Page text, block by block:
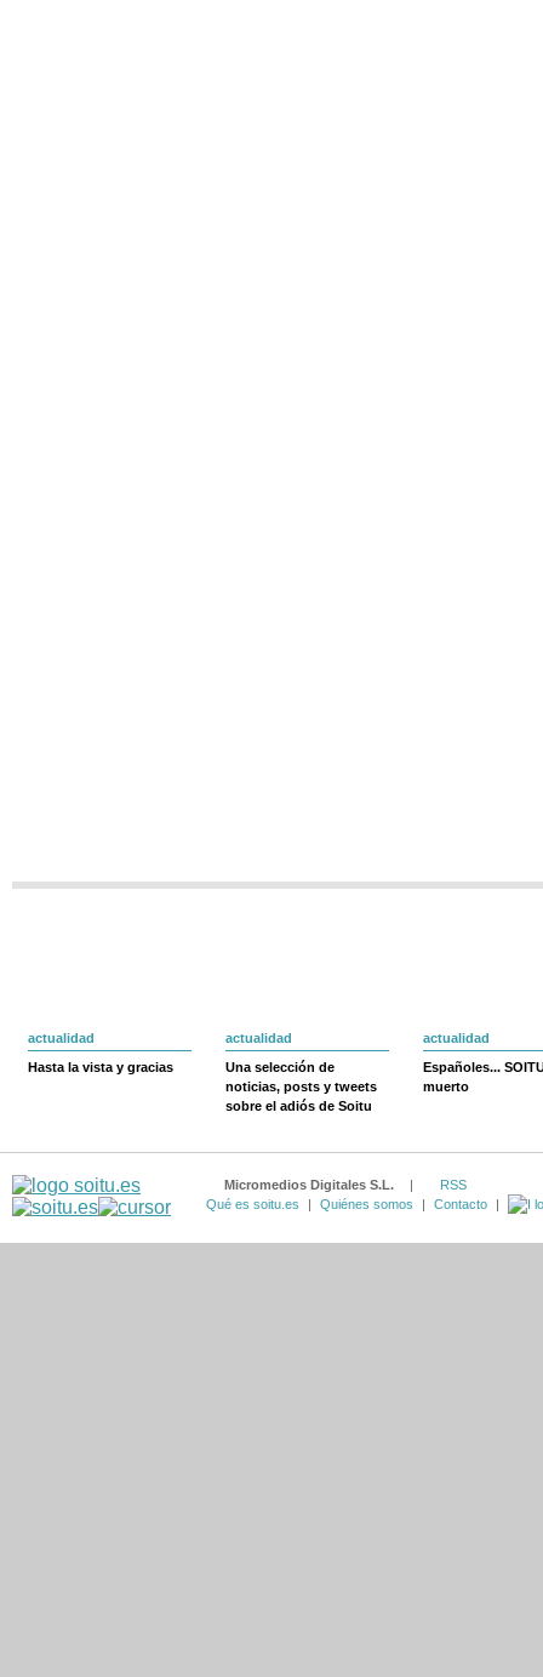
actualidad
Hasta la vista y gracias
actualidad
Una selección de
noticias, posts y tweets
sobre el adiós de Soitu
actualidad
Españoles...
muerto
Micromedios Digitales S.L. |
RSS
Qué es soitu.es
| Quiénes somos | Contacto |